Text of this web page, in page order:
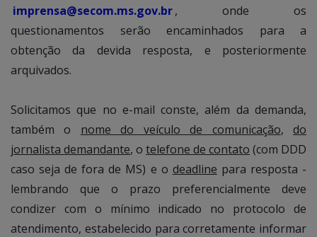
imprensa@secom.ms.gov.br, onde os
questionamentos serão encaminhados para a
obtenção da devida resposta, e posteriormente
arquivados.
Solicitamos que no e-mail conste, além da demanda,
também o nome do veículo de comunicação,do
jornalista demandante, o telefone de contato (com DDD
caso seja de fora de MS) e o deadline para resposta -
lembrando que o prazo preferencialmente deve
condizer com o mínimo indicado no protocolo de
atendimento, estabelecido para corretamente informar